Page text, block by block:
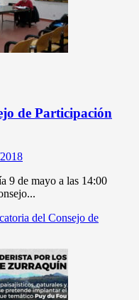
de Participación
9 de mayo a las 14:00
del Consejo de